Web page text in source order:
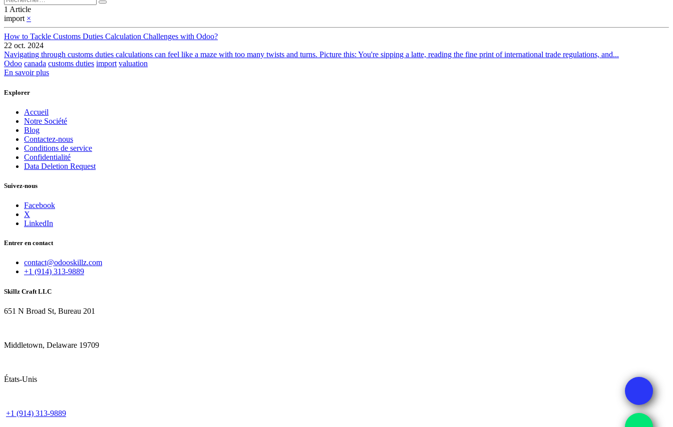
1 Article
import ×
How to Tackle Customs Duties Calculation Challenges with Odoo?
22 oct. 2024
Navigating through customs duties calculations can feel like a maze with too many twists and turns. Picture this: You're sipping a latte, reading the fine print of international trade regulations, and...
Odoo canada customs duties import valuation
En savoir plus
Explorer
Accueil
Notre Société
Blog
Contactez-nous
Conditions de service
Confidentialité
Data Deletion Request
Suivez-nous
Facebook
X
LinkedIn
Entrer en contact
contact@odooskillz.com
+1 (914) 313-9889
Skillz Craft LLC
651 N Broad St, Bureau 201
Middletown, Delaware 19709
États-Unis
+1 (914) 313-9889